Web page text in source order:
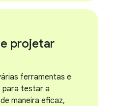
projetar
ferramentas e
para testar a
maneira eficaz,